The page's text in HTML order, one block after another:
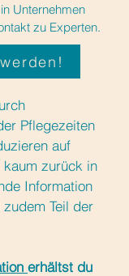
Unternehmen
zu Experten.
Pflegezeiten
auf
kaum zurück in
Information
Teil der
erhältst du